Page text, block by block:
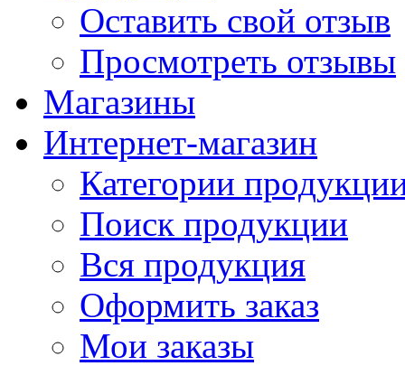
Оставить свой отзыв
Просмотреть отзывы
Магазины
Интернет-магазин
Категории
Поиск продукции
Вся продукция
Оформить заказ
Мои заказы